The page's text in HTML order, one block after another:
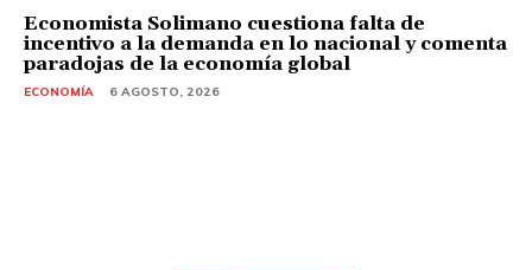
Economista Solimano cuestiona falta de
incentivo a la demanda en lo nacional y comenta
paradojas de la economía global
ECONOMÍA 6 AGOSTO, 2026